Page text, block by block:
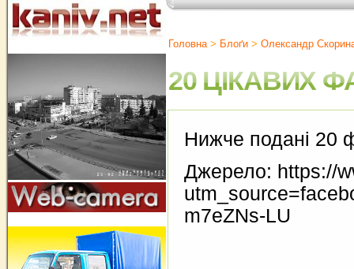
Головна> Блоґи > Олександр
20 ЦІКАВИХ
Нижче подані 20
Джерело: https://
m7eZNs-LU